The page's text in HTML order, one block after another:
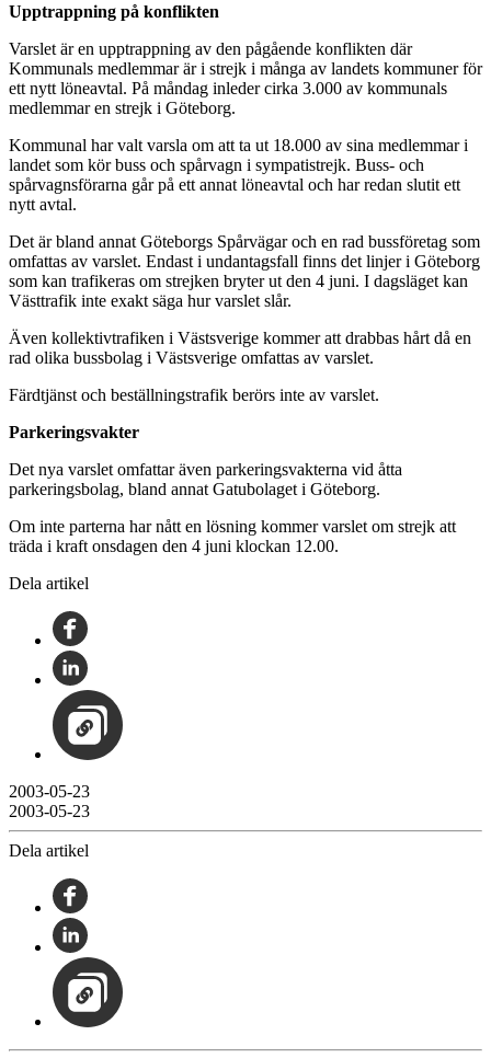
Upptrappning på konflikten
Varslet är en upptrappning av den pågående konflikten där
Kommunals medlemmar är i strejk i många av landets kommuner för
ett nytt löneavtal. På måndag inleder cirka 3.000 av kommunals
medlemmar en strejk i Göteborg.
Kommunal har valt varsla om att ta ut 18.000 av sina medlemmar i
landet som kör buss och spårvagn i sympatistrejk. Buss- och
spårvagnsförarna går på ett annat löneavtal och har redan slutit ett
nytt avtal.
Det är bland annat Göteborgs Spårvägar och en rad bussföretag som
omfattas av varslet. Endast i undantagsfall finns det linjer i Göteborg
som kan trafikeras om strejken bryter ut den 4 juni. I dagsläget kan
Västtrafik inte exakt säga hur varslet slår.
Även kollektivtrafiken i Västsverige kommer att drabbas hårt då en
rad olika bussbolag i Västsverige omfattas av varslet.
Färdtjänst och beställningstrafik berörs inte av varslet.
Parkeringsvakter
Det nya varslet omfattar även parkeringsvakterna vid åtta
parkeringsbolag, bland annat Gatubolaget i Göteborg.
Om inte parterna har nått en lösning kommer varslet om strejk att
träda i kraft onsdagen den 4 juni klockan 12.00.
Dela artikel
2003-05-23
2003-05-23
Dela artikel